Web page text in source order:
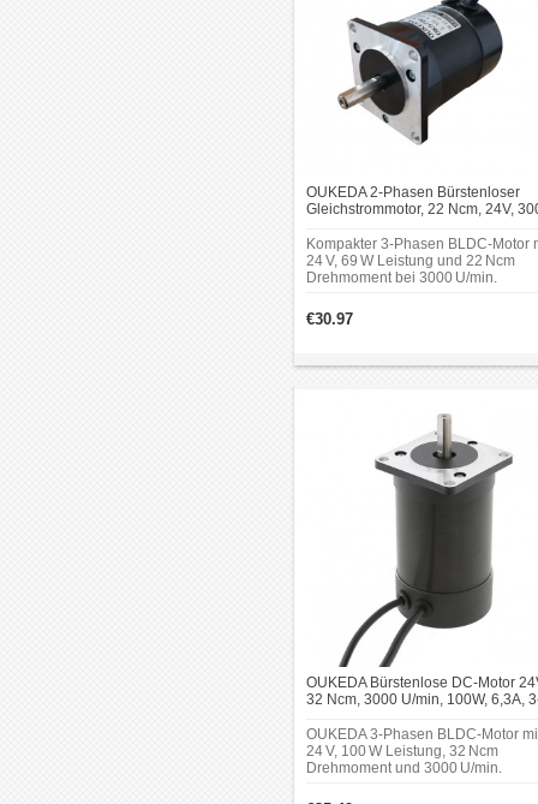
OUKEDA 2-Phasen Bürstenloser
Gleichstrommotor, 22 Ncm, 24V,
Kompakter 3-Phasen BLDC-Motor
24 V, 69 W Leistung und 22 Ncm
Drehmoment bei 3000 U/min.
Ø8 mm – geeignet für
mit begrenztem Bauraum.
€30.97
OUKEDA Bürstenlose DC-Motor
32 Ncm, 3000 U/min, 100W, 6,3A,
OUKEDA 3-Phasen BLDC-Motor
24 V, 100 W Leistung, 32 Ncm
Drehmoment und 3000 U/min.